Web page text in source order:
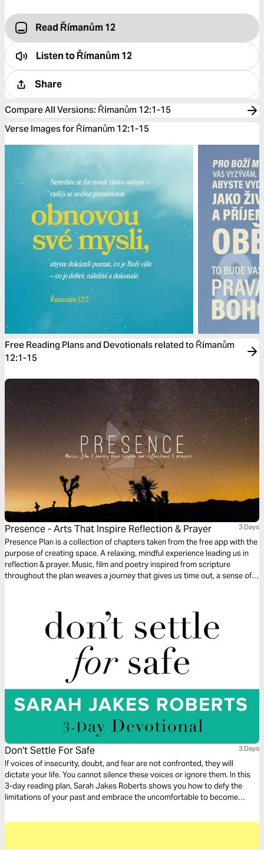
Read Římanům 12
Listen toŘímanům 12
Share
Compare All Versions: Římanům 12:1-15
Verse Images for Římanům 12:1-15
Free Reading Plans and Devotionals related to Římanům
12:1-15
Presence - Arts That Inspire Reflection & Prayer 3 Days
Presence Plan is a collection of chapters taken from the free app with the
purpose of creating space. A relaxing, mindful experience leading us in
reflection & prayer. Music, film and poetry inspired from scripture
throughout the plan weaves a journey that gives us time out, a sense of
Don't Settle For Safe 3 Days
If voices of insecurity, doubt, and fear are not confronted, they will
dictate your life. You cannot silence these voices or ignore them. In this
3-day reading plan, Sarah Jakes Roberts shows you how to defy the
limitations of your past and embrace the uncomfortable to become